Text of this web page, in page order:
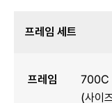
프레임 세트
프레임
700C
(사이